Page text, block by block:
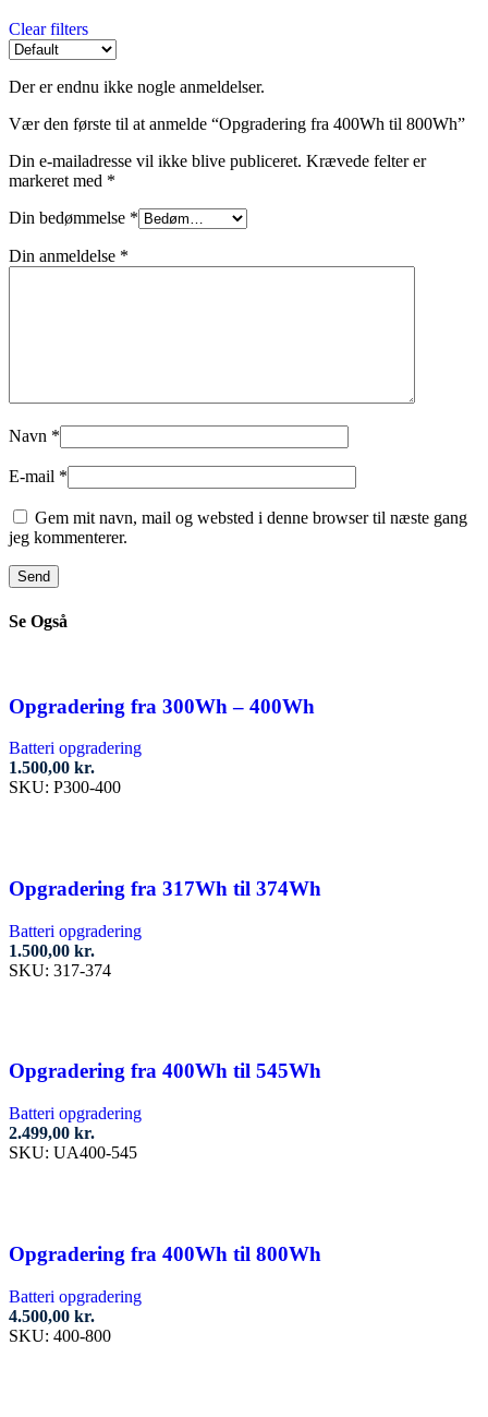
Clear filters
Der er endnu ikke nogle anmeldelser.
Vær den første til at anmelde “Opgradering fra 400Wh til 800Wh”
Din e-mailadresse vil ikke blive publiceret. Krævede felter er
markeret med *
Din bedømmelse *
Din anmeldelse *
Navn *
E-mail *
Gem mit navn, mail og websted i denne browser til næste gang
jeg kommenterer.
Se Også
Opgradering fra 300Wh – 400Wh
Batteri opgradering
1.500,00 kr.
SKU: P300-400
Opgradering fra 317Wh til 374Wh
Batteri opgradering
1.500,00 kr.
SKU: 317-374
Opgradering fra 400Wh til 545Wh
Batteri opgradering
2.499,00 kr.
SKU: UA400-545
Opgradering fra 400Wh til 800Wh
Batteri opgradering
4.500,00 kr.
SKU: 400-800